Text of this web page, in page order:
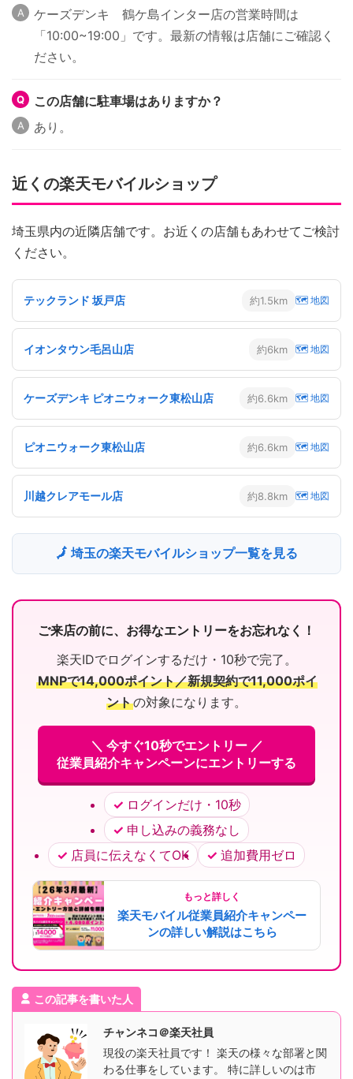
ケーズデンキ 鶴ケ島インター店の営業時間は
「10:00~19:00」です。最新の情報は店舗にご確認く
ださい。
この店舗に駐車場はありますか？
あり。
近くの楽天モバイルショップ
埼玉県内の近隣店舗です。お近くの店舗もあわせてご検討
ください。
テックランド 坂戸店 約1.5km 🗺 地図
イオンタウン毛呂山店 約6km 🗺 地図
ケーズデンキ ピオニウォーク東松山店 約6.6km 🗺 地図
ピオニウォーク東松山店 約6.6km 🗺 地図
川越クレアモール店 約8.8km 🗺 地図
🗾 埼玉の楽天モバイルショップ一覧を見る
ご来店の前に、お得なエントリーをお忘れなく！
楽天IDでログインするだけ・10秒で完了。
MNPで14,000ポイント／新規契約で11,000ポイ
ントの対象になります。
＼ 今すぐ10秒でエントリー ／
従業員紹介キャンペーンにエントリーする
ログインだけ・10秒
申し込みの義務なし
店員に伝えなくてOK
追加費用ゼロ
もっと詳しく
楽天モバイル従業員紹介キャンペー
ンの詳しい解説はこちら
この記事を書いた人
チャンネコ＠楽天社員
現役の楽天社員です！ 楽天の様々な部署と関
わる仕事をしています。 特に詳しいのは市